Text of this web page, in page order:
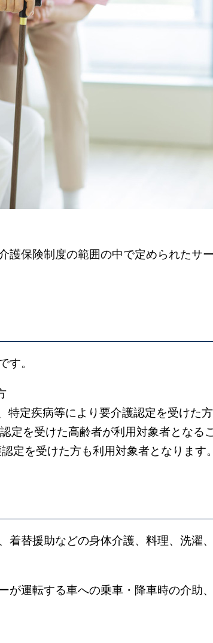
保険制度の範囲の中で定められたサ
す。
特定疾病等により要介護認定を受けた方
定を受けた高齢者が利用対象者となる
定を受けた方も利用対象者となります。
替援助などの身体介護、料理、洗濯
運転する車への乗車・降車時の介助